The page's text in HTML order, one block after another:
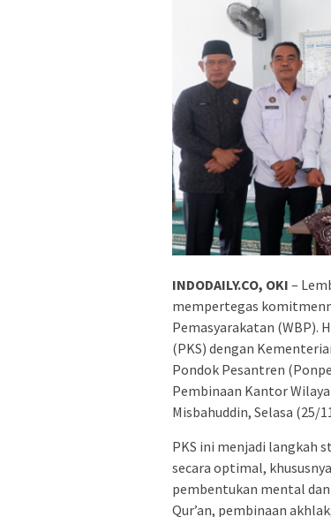
INDODAILY.CO, OKI –
mempertegas
Pemasyarakatan (WBP).
(PKS) dengan
Pondok Pesantren
Pembinaan Kantor
Misbahuddin, Selasa (25/
PKS ini menjadi langkah
secara optimal,
pembentukan mental
Qur’an, pembinaan